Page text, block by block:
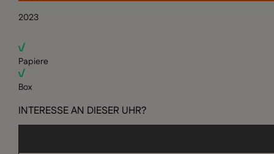
2023
Papiere
Box
INTERESSE AN DIESER UHR?